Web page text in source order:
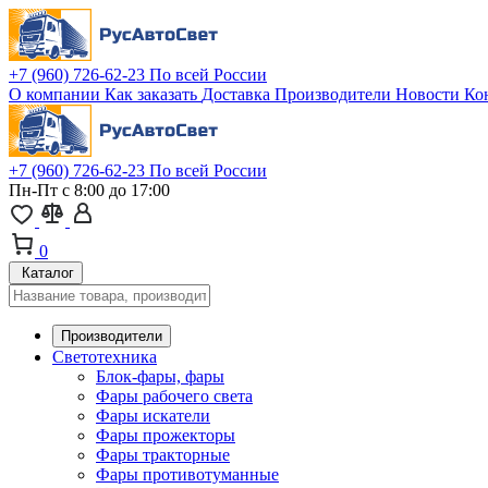
+7 (960) 726-62-23 По всей России
О компании Как заказать Доставка Производители Новости
+7 (960) 726-62-23 По всей России
Пн-Пт с 8:00 до 17:00
0
Каталог
Производители
Светотехника
Блок-фары, фары
Фары рабочего света
Фары искатели
Фары прожекторы
Фары тракторные
Фары противотуманные